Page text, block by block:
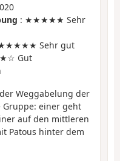
: ★★★★★ Sehr
Sehr gut
Gut
Weggabelung der
einer geht
auf den mittleren
Patous hinter dem